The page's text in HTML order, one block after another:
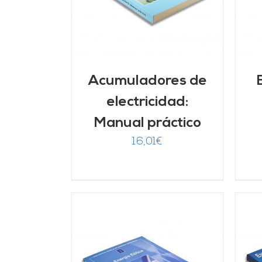
Acumuladores de
electricidad:
Manual práctico
16,01€